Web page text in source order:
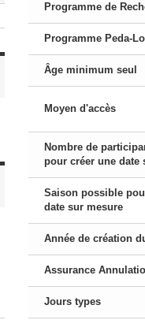
Programme de
Programme Peda-
Âge minimum seul
Moyen d'accès
Nombre de
pour créer une date
Saison possible
date sur mesure
Année de création
Assurance
Jours types